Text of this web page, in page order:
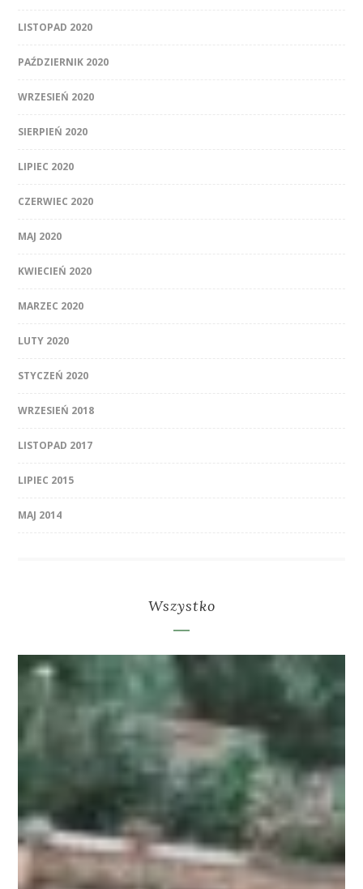
LISTOPAD 2020
PAŹDZIERNIK 2020
WRZESIEŃ 2020
SIERPIEŃ 2020
LIPIEC 2020
CZERWIEC 2020
MAJ 2020
KWIECIEŃ 2020
MARZEC 2020
LUTY 2020
STYCZEŃ 2020
WRZESIEŃ 2018
LISTOPAD 2017
LIPIEC 2015
MAJ 2014
Wszystko